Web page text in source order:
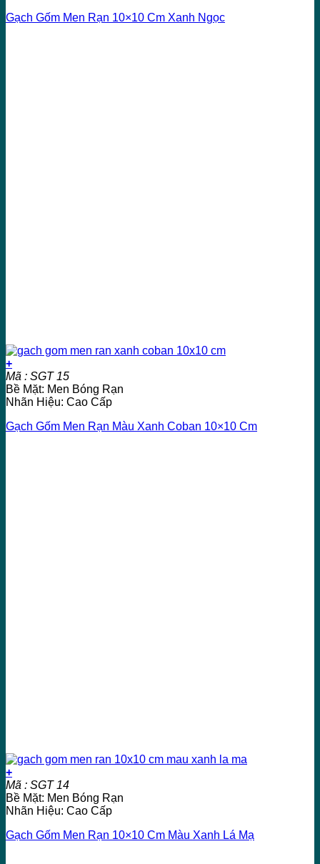
Gạch Gốm Men Rạn 10×10 Cm Xanh Ngọc
+
Mã : SGT 15
Bề Mặt: Men Bóng Rạn
Nhãn Hiệu: Cao Cấp
Gạch Gốm Men Rạn Màu Xanh Coban 10×10 Cm
+
Mã : SGT 14
Bề Mặt: Men Bóng Rạn
Nhãn Hiệu: Cao Cấp
Gạch Gốm Men Rạn 10×10 Cm Màu Xanh Lá Mạ